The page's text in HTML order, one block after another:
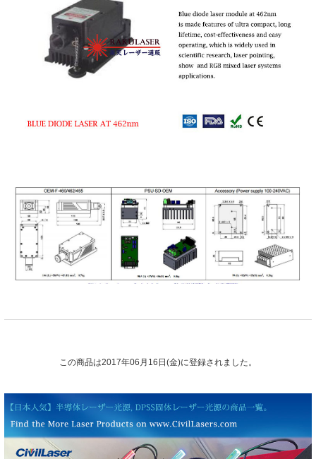
この商品は2017年06月16日(金)に登録されました。